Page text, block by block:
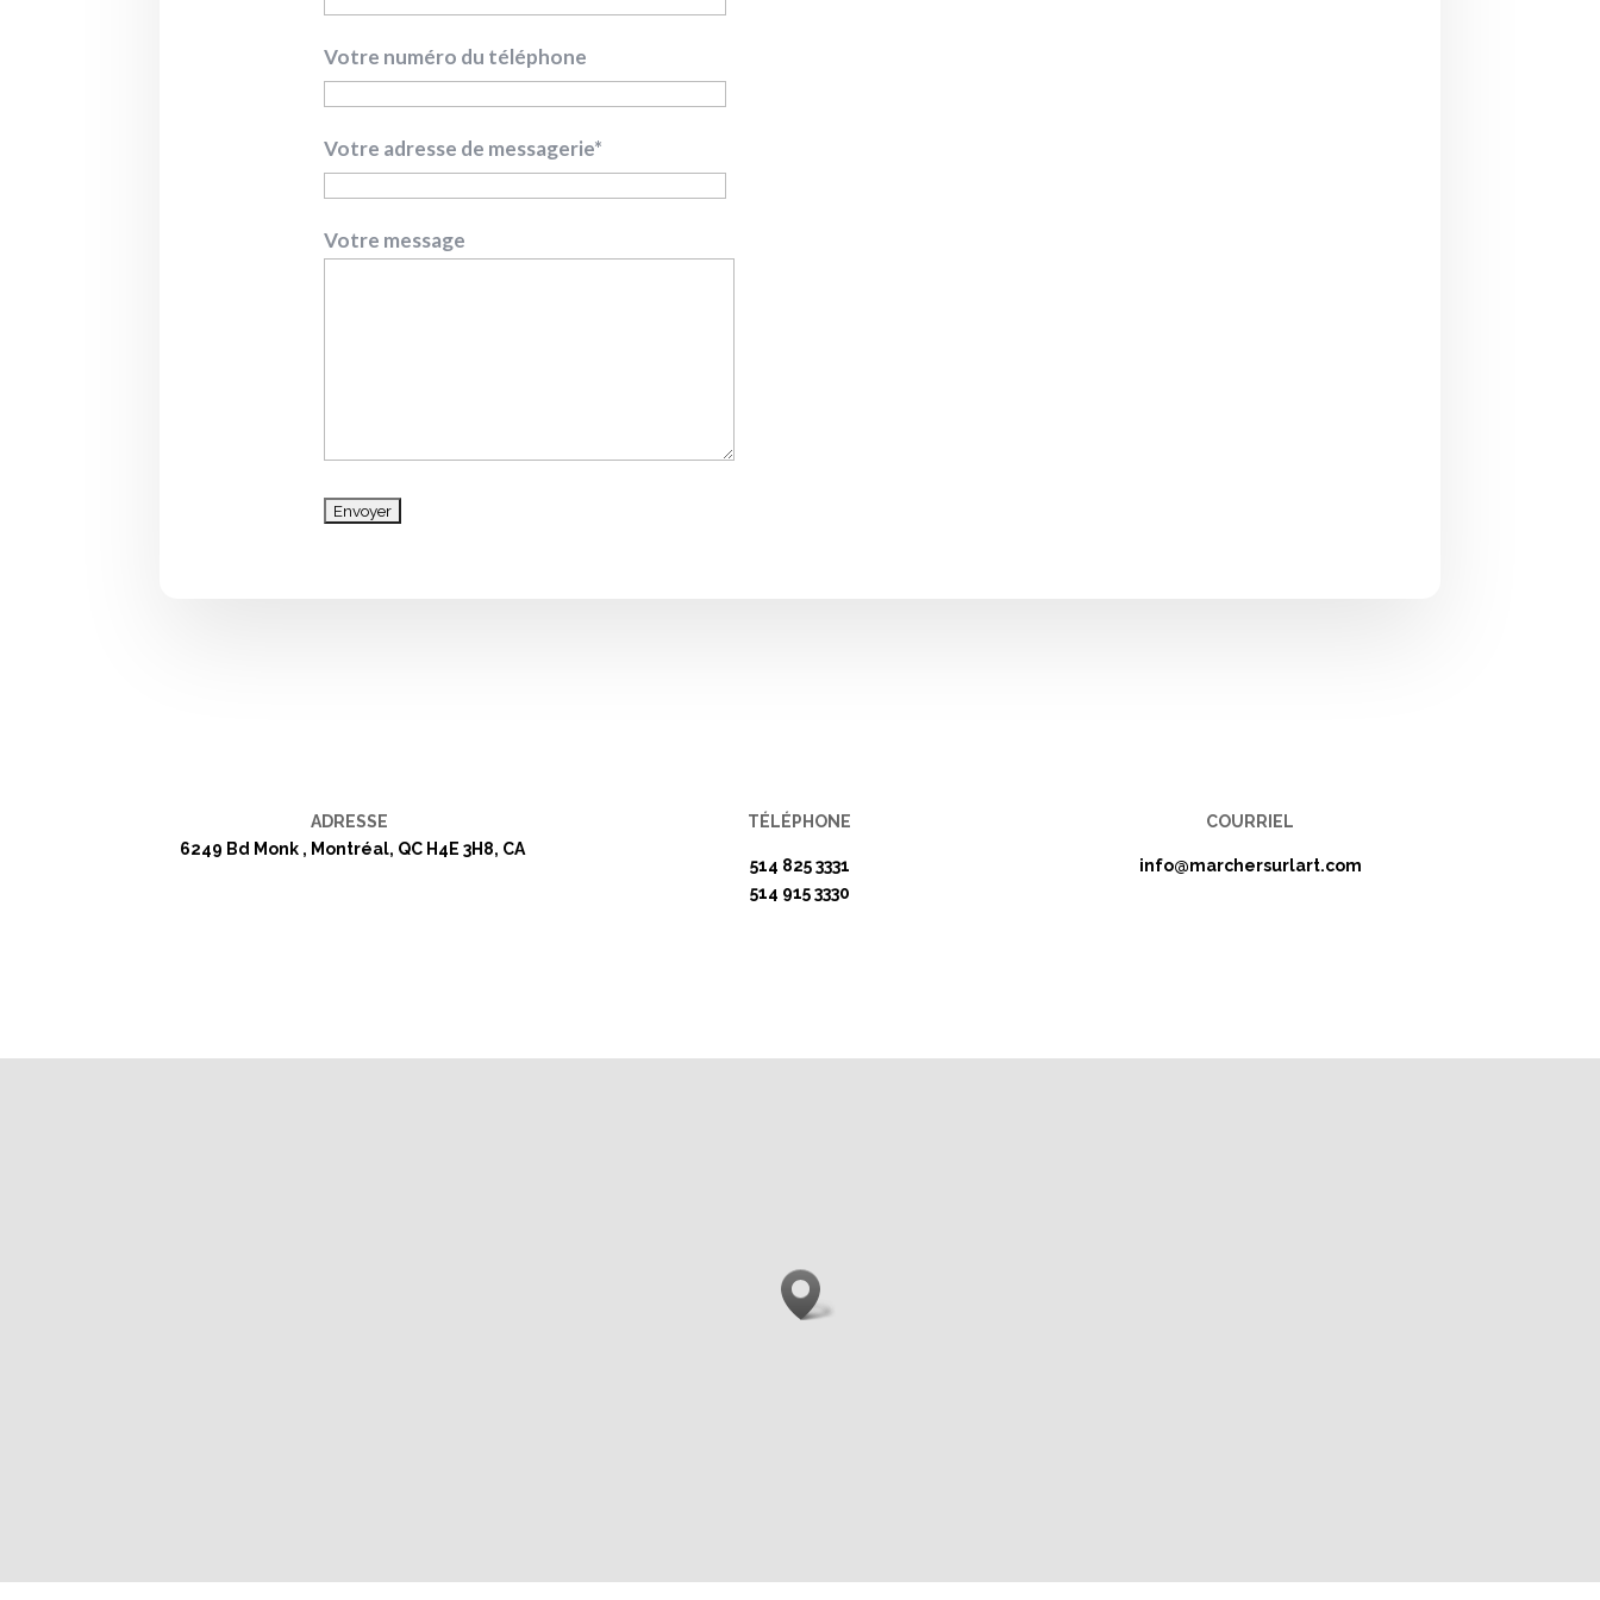
Votre numéro du téléphone
Votre adresse de messagerie*
Votre message
ADRESSE
6249 Bd Monk , Montréal, QC H4E 3H8, CA
TÉLÉPHONE
514 825 3331
514 915 3330
COURRIEL
info@marchersurlart.com